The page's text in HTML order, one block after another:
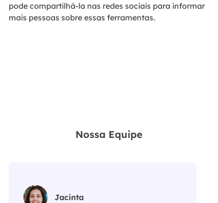
pode compartilhá-la nas redes sociais para informar
mais pessoas sobre essas ferramentas.
Nossa Equipe
Jacinta